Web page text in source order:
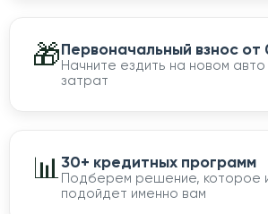
🎁Первоначальный взнос от
Начните ездить на новом
затрат
📊30+ кредитных программ
Подберем решение, которое
подойдет именно вам